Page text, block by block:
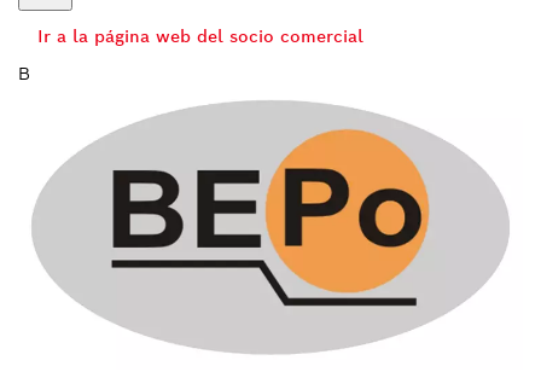
Ir a la página web del socio comercial
B